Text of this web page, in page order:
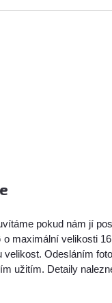
pokud nám jí
maximální velikosti
Odesláním
užitím. Detaily